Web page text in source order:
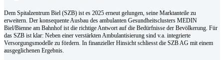
Dem Spitalzentrum Biel (SZB) ist es 2025 erneut gelungen, seine Marktanteile zu
erweitern. Der konsequente Ausbau des ambulanten Gesundheitsclusters MEDIN
Biel/Bienne am Bahnhof ist die richtige Antwort auf die Bedürfnisse der Bevölkerung. Für
das SZB ist klar: Neben einer verstärkten Ambulantisierung sind v.a. integrierte
Versorgungsmodelle zu fördern. In finanzieller Hinsicht schliesst die SZB AG mit einem
ausgeglichenen Ergebnis.